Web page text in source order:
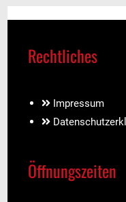
Rechtliches
Impressum
Öffnungszeiten